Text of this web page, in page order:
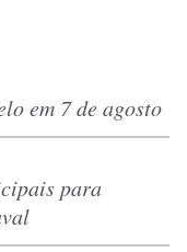
em 7 de agosto
para